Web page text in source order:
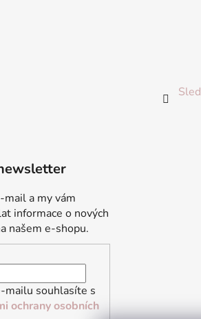
a my vám
informace o nových
našem e-shopu.
mailu souhlasíte s
ochrany osobních